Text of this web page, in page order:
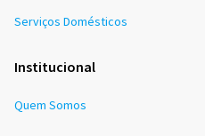
Serviços Domésticos
Institucional
Quem Somos